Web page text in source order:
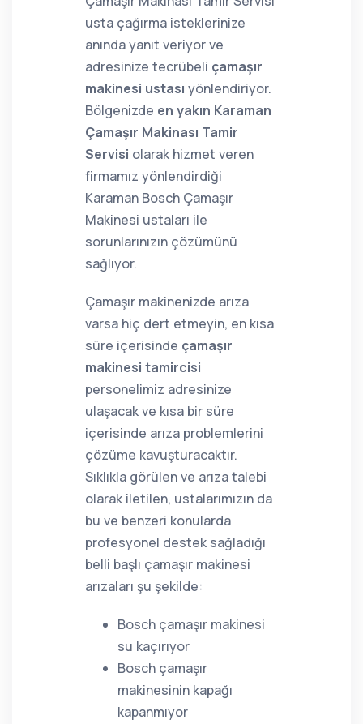
usta çağırma isteklerinize
anında yanıt veriyor ve
adresinize tecrübeli çamaşır
makinesi ustası yönlendiriyor.
Bölgenizde en yakın Karaman
Çamaşır Makinası Tamir
Servisi olarak hizmet veren
firmamız yönlendirdiği
Karaman Bosch Çamaşır
Makinesi ustaları ile
sorunlarınızın çözümünü
sağlıyor.
Çamaşır makinenizde arıza
varsa hiç dert etmeyin, en kısa
süre içerisinde çamaşır
makinesi tamircisi
personelimiz adresinize
ulaşacak ve kısa bir süre
içerisinde arıza problemlerini
çözüme kavuşturacaktır.
Sıklıkla görülen ve arıza talebi
olarak iletilen, ustalarımızın da
bu ve benzeri konularda
profesyonel destek sağladığı
belli başlı çamaşır makinesi
arızaları şu şekilde:
Bosch çamaşır makinesi
su kaçırıyor
Bosch çamaşır
makinesinin kapağı
kapanmıyor